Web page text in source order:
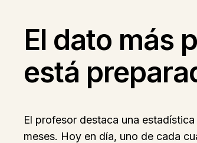
El dato más
está
El profesor destaca una
meses. Hoy en día, uno de cada